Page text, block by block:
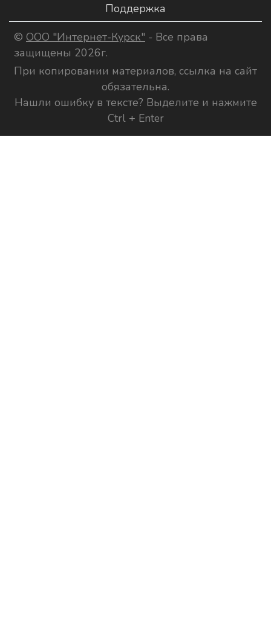
Поддержка
© ООО "Интернет-Курск" - Все права
защищены 2026г.
При копировании материалов, ссылка на сайт
обязательна.
Нашли ошибку в тексте? Выделите и нажмите
Ctrl + Enter